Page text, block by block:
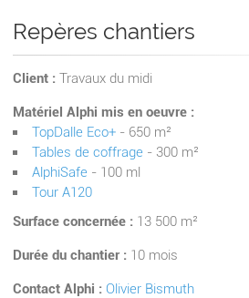
Repères chantiers
Client : Travaux du midi
Matériel Alphi mis en oeuvre :
TopDalle Eco+ - 650 m²
Tables de coffrage - 300 m²
AlphiSafe - 100 ml
Tour A120
Surface concernée : 13 500 m²
Durée du chantier : 10 mois
Contact Alphi : Olivier Bismuth